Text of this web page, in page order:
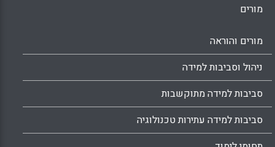
מורים
מורים והוראה
ניהול וסביבות למידה
סביבות למידה מתוקשבות
סביבות למידה עתירות טכנולוגיה